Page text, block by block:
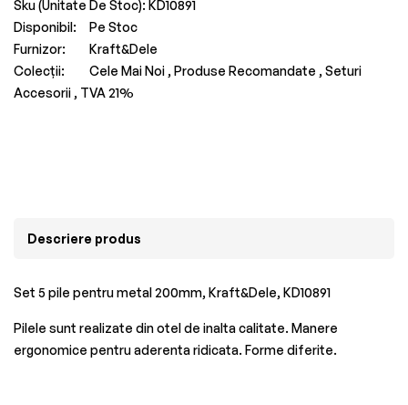
Sku (Unitate De Stoc): KD10891
Disponibil:
Pe Stoc
Furnizor:
Kraft&Dele
Colecții:
Cele Mai Noi , Produse Recomandate , Seturi
Accesorii , TVA 21%
Descriere produs
Set 5 pile pentru metal 200mm, Kraft&Dele, KD10891
Pilele sunt realizate din otel de inalta calitate. Manere
ergonomice pentru aderenta ridicata. Forme diferite.